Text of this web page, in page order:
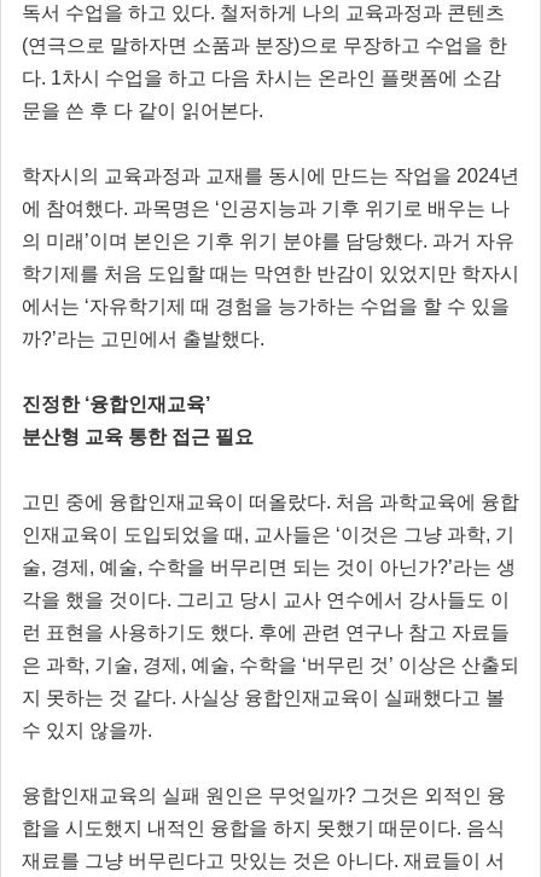
독서 수업을 하고 있다. 철저하게 나의 교육과정과 콘텐츠
(연극으로 말하자면 소품과 분장)으로 무장하고 수업을 한
다. 1차시 수업을 하고 다음 차시는 온라인 플랫폼에 소감
문을 쓴 후 다 같이 읽어본다.
학자시의 교육과정과 교재를 동시에 만드는 작업을 2024년
에 참여했다. 과목명은 ‘인공지능과 기후 위기로 배우는 나
의 미래’이며 본인은 기후 위기 분야를 담당했다. 과거 자유
학기제를 처음 도입할 때는 막연한 반감이 있었지만 학자시
에서는 ‘자유학기제 때 경험을 능가하는 수업을 할 수 있을
까?’라는 고민에서 출발했다.
진정한 ‘융합인재교육’
분산형 교육 통한 접근 필요
고민 중에 융합인재교육이 떠올랐다. 처음 과학교육에 융합
인재교육이 도입되었을 때, 교사들은 ‘이것은 그냥 과학, 기
술, 경제, 예술, 수학을 버무리면 되는 것이 아닌가?’라는 생
각을 했을 것이다. 그리고 당시 교사 연수에서 강사들도 이
런 표현을 사용하기도 했다. 후에 관련 연구나 참고 자료들
은 과학, 기술, 경제, 예술, 수학을 ‘버무린 것’ 이상은 산출되
지 못하는 것 같다. 사실상 융합인재교육이 실패했다고 볼
수 있지 않을까.
융합인재교육의 실패 원인은 무엇일까? 그것은 외적인 융
합을 시도했지 내적인 융합을 하지 못했기 때문이다. 음식
재료를 그냥 버무린다고 맛있는 것은 아니다. 재료들이 서